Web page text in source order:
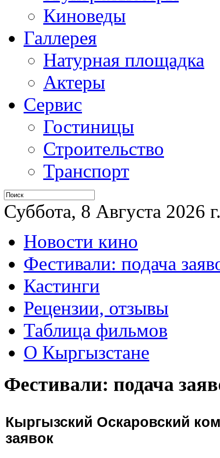
Киноведы
Галлерея
Натурная площадка
Актеры
Сервис
Гостиницы
Строительство
Транспорт
Суббота, 8 Августа 2026
Новости кино
Фестивали: подача
Кастинги
Рецензии, отзывы
Таблица фильмов
О Кыргызстане
Фестивали: подача
Кыргызский Оскаровский
заявок